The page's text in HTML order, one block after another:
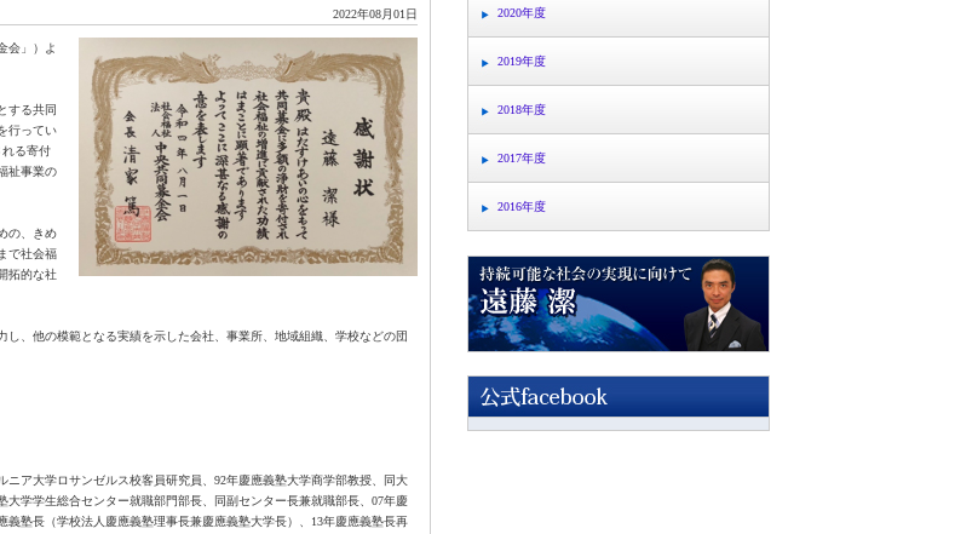
2020年度
2019年度
2018年度
2017年度
2016年度
2022年08月01日
会」）よ
する共同
行ってい
れる寄付
祉事業の
の、きめ
で社会福
拓的な社
、他の模範となる実績を示した会社、事業所、地域組織、学校などの団
ア大学ロサンゼルス校客員研究員、92年慶應義塾大学商学部教授、同大
学学生総合センター就職部門部長、同副センター長兼就職部長、07年慶
塾長（学校法人慶應義塾理事長兼慶應義塾大学長）、13年慶應義塾長再